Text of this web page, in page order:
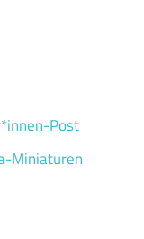
Post
Miniaturen